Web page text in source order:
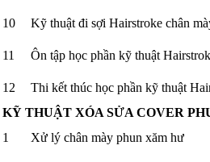
10
Kỹ thuật đi sợi Hairstroke chân
11
Ôn tập học phần kỹ thuật
12
Thi kết thúc học phần kỹ thuật
KỸ THUẬT XÓA SỬA COVER
1
Xử lý chân mày phun xăm hư